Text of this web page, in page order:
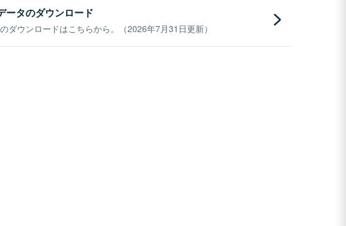
ータのダウンロード
ダウンロードはこちらから。（2026年7月31日更新）